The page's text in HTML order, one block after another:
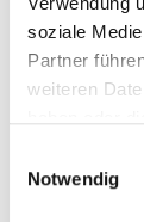
soziale
Partner
weiteren
Notwendig
Premium
PortaPlus
Porta
Katalog